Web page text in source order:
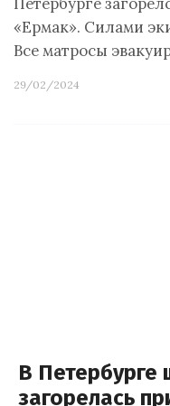
«Ермак». Силами
Все матросы
29/02/2024
В Петербурге
загорелась